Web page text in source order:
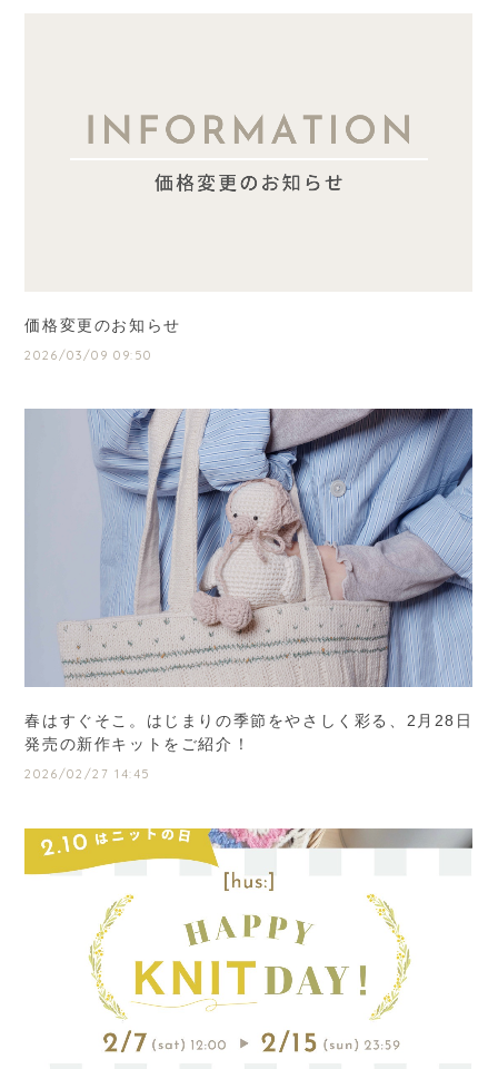
価格変更のお知らせ
2026/03/09 09:50
春はすぐそこ。はじまりの季節をやさしく彩る、2月28日
発売の新作キットをご紹介！
2026/02/27 14:45